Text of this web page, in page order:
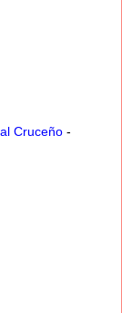
Cruceño -